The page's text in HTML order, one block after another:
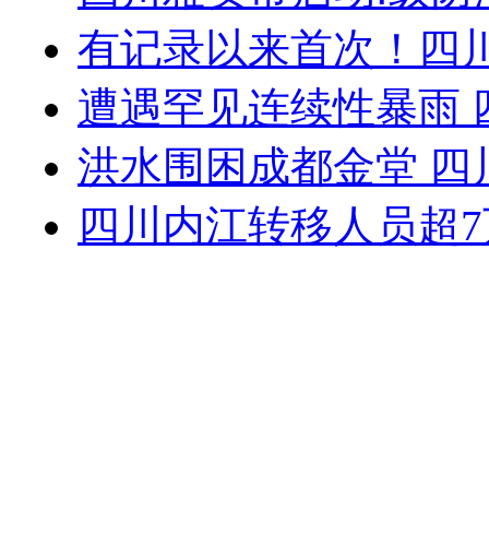
有记录以来首次！四
遭遇罕见连续性暴雨
洪水围困成都金堂
四川内江转移人员超